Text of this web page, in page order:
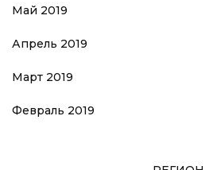
Май 2019
Апрель 2019
Март 2019
Февраль 2019